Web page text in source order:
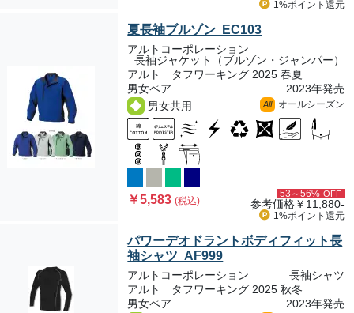
1%ポイント 還元
夏長袖ブルゾン EC103
アルトコーポレーション
長袖ジャケット（ブルゾン・ジャンパー）
アルト タフワーキング 2025 春夏
男女ペア
2023年発売
男女共用
All オールシーズン
￥5,583(税込)
53～56% OFF
参考価格￥11,880-
1%ポイント 還元
パワーデオドラントボディフィット長
袖シャツ AF999
アルトコーポレーション
長袖シャツ
アルト タフワーキング 2025 秋冬
男女ペア
2023年発売